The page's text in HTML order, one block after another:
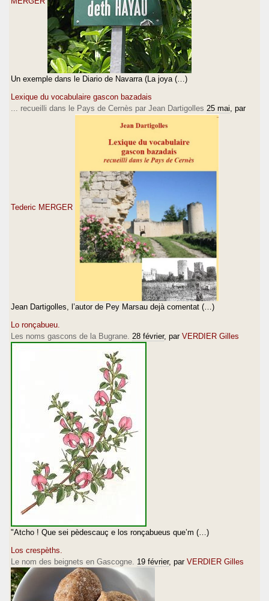
Un exemple dans le Diario de Navarra (La joya (…)
Lexique du vocabulaire gascon bazadais
... recueilli dans le Pays de Cernès par Jean Dartigolles 25 mai , par
Tederic MERGER
Jean Dartigolles, l’autor de Pey Marsau dejà comentat (…)
Lo ronçabueu.
Les noms gascons de la Bugrane. 28 février, par VERDIER Gilles
"Atcho ! Que sei pèdescauç e los ronçabueus que’m (…)
Los crespèths.
Le nom des beignets en Gascogne. 19 février, par VERDIER Gilles